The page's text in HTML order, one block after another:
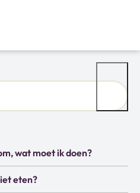
wat moet ik doen?
eten?